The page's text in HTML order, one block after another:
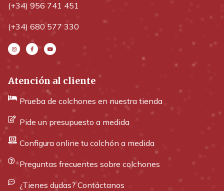
(+34) 956 741 451
(+34) 680 577 330
Atención al cliente
Prueba de colchones en nuestra tienda
Pide un presupuesto a medida
Configura online tu colchón a medida
Preguntas frecuentes sobre colchones
¿Tienes dudas? Contáctanos